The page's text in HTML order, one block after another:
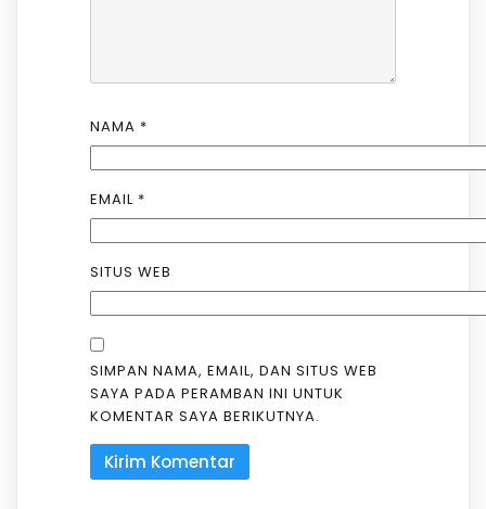
NAMA *
EMAIL *
SITUS WEB
SIMPAN NAMA, EMAIL, DAN SITUS WEB
SAYA PADA PERAMBAN INI UNTUK
KOMENTAR SAYA BERIKUTNYA.